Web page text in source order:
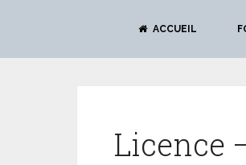
ACCUEIL
Licence